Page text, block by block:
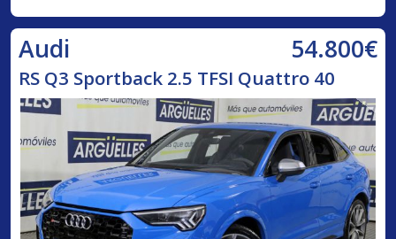
Audi 54.800€
RS Q3 Sportback 2.5 TFSI Quattro 40